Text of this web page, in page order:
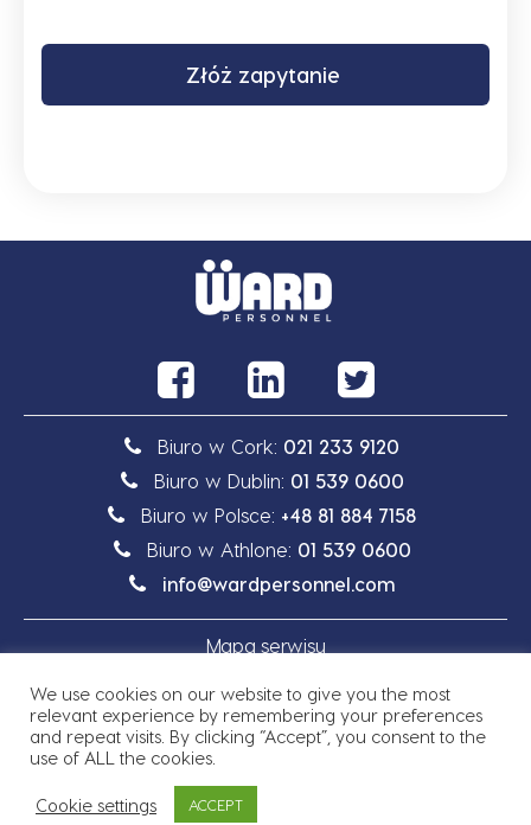
Złóż zapytanie
Biuro w Cork: 021 233 9120
Biuro w Dublin: 01 539 0600
Biuro w Polsce: +48 81 884 7158
Biuro w Athlone: 01 539 0600
info@wardpersonnel.com
Mapa serwisu
Polityka prywatności
We use cookies on our website to give you the most
relevant experience by remembering your preferences
and repeat visits. By clicking “Accept”, you consent to the
use of ALL the cookies.
Cookie settings ACCEPT